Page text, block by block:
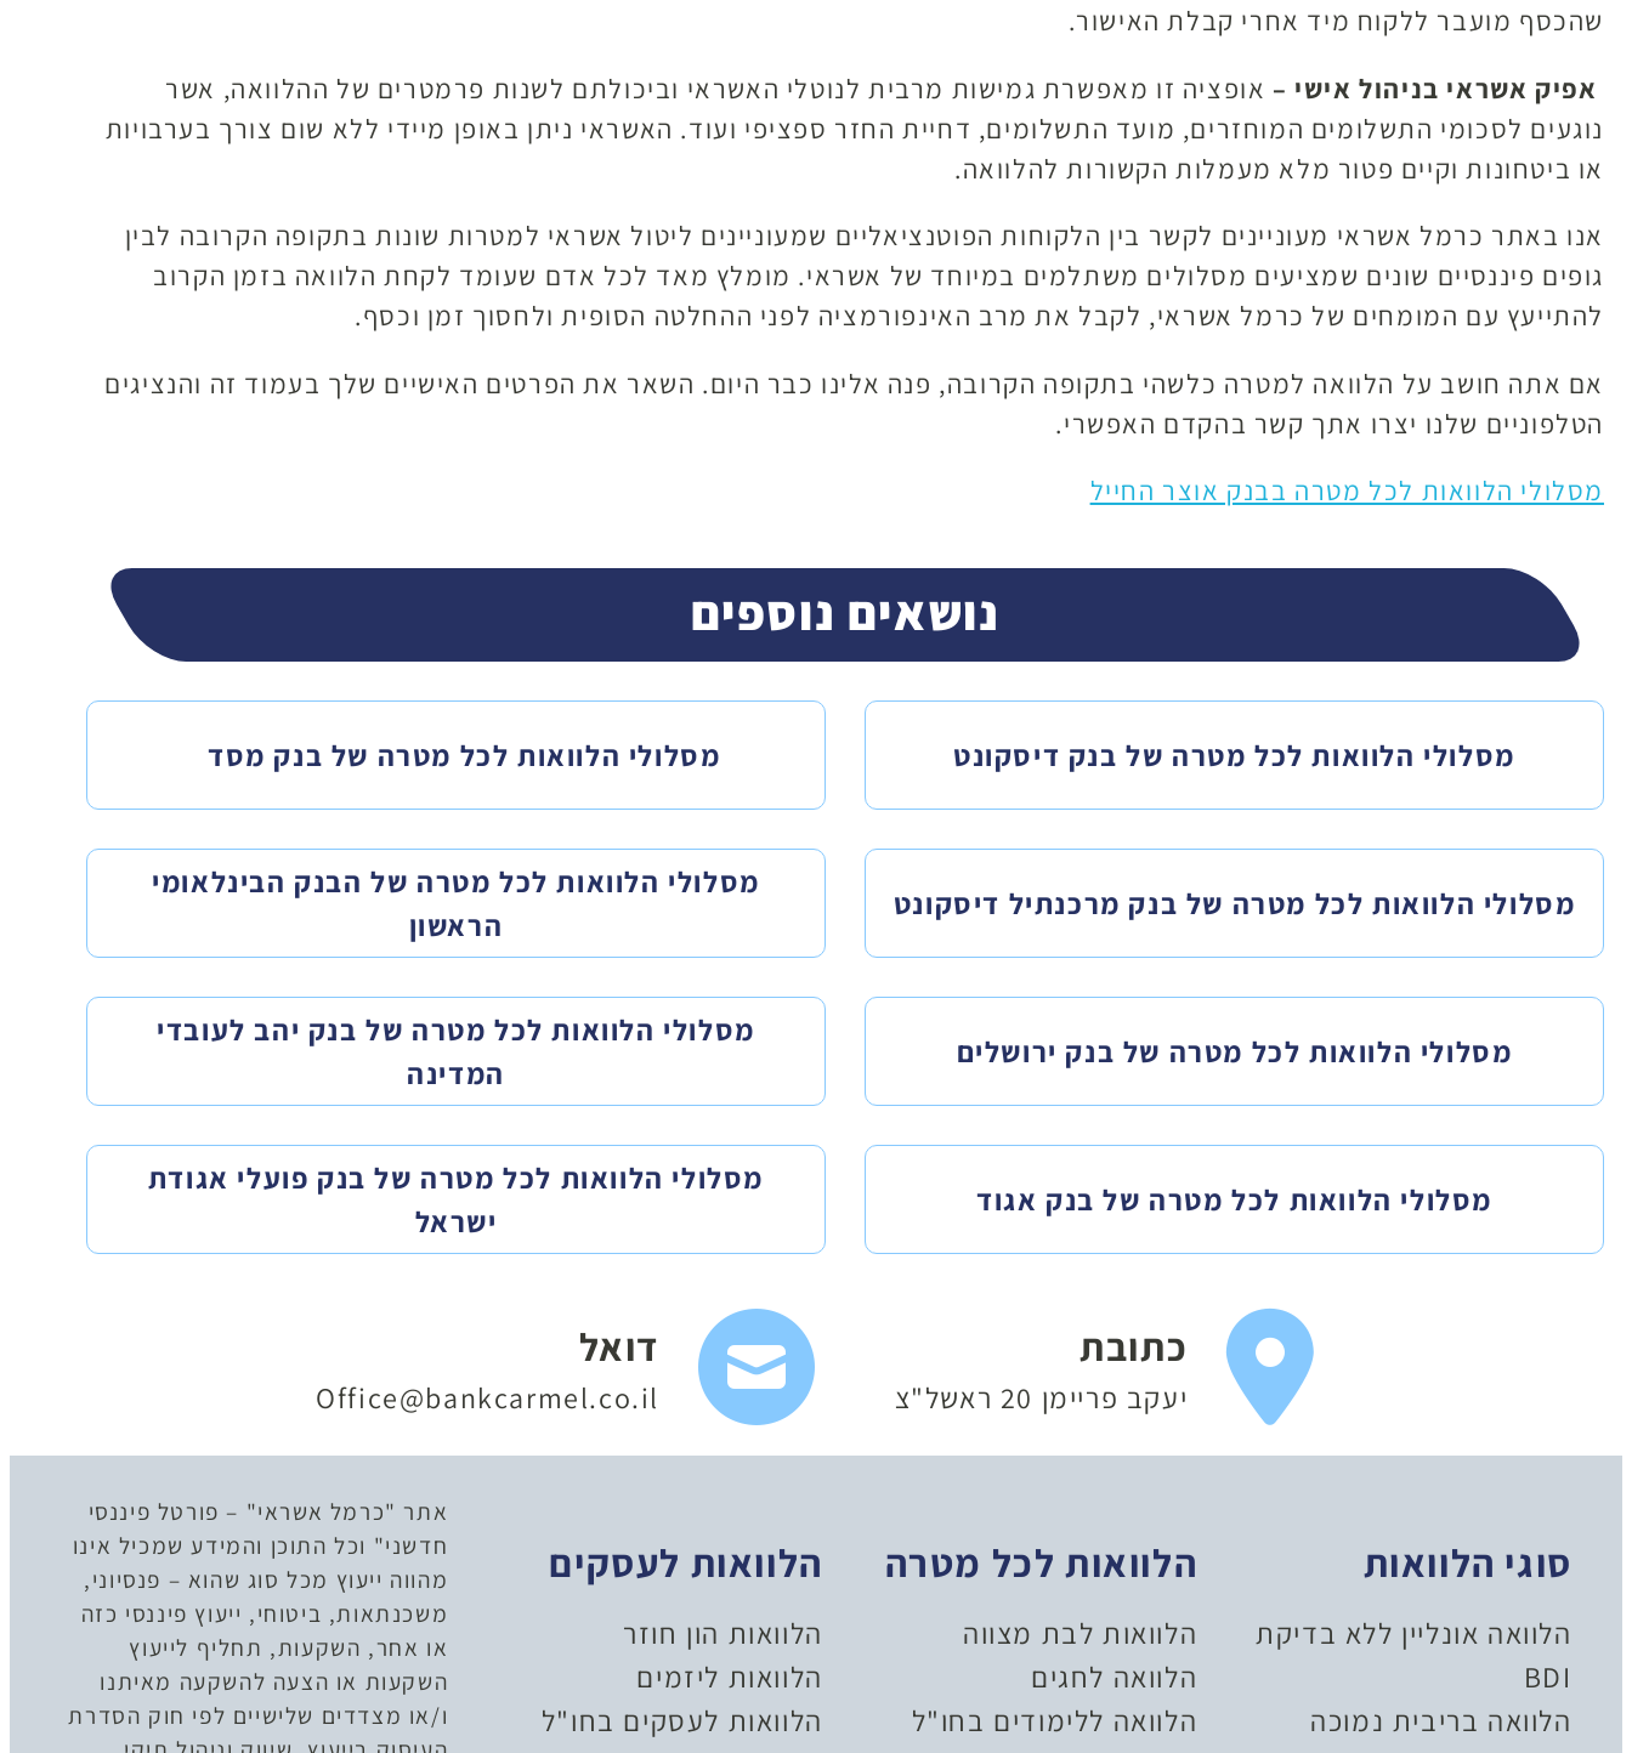
שהכסף מועבר ללקוח מיד אחרי קבלת האישור.
אפיק אשראי בניהול אישי – אופציה זו מאפשרת גמישות מרבית לנוטלי האשראי וביכולתם לשנות פרמטרים של ההלוואה, אשר
נוגעים לסכומי התשלומים המוחזרים, מועד התשלומים, דחיית החזר ספציפי ועוד. האשראי ניתן באופן מיידי ללא שום צורך בערבויות
או ביטחונות וקיים פטור מלא מעמלות הקשורות להלוואה.
אנו באתר כרמל אשראי מעוניינים לקשר בין הלקוחות הפוטנציאליים שמעוניינים ליטול אשראי למטרות שונות בתקופה הקרובה לבין
גופים פיננסיים שונים שמציעים מסלולים משתלמים במיוחד של אשראי. מומלץ מאד לכל אדם שעומד לקחת הלוואה בזמן הקרוב
להתייעץ עם המומחים של כרמל אשראי, לקבל את מרב האינפורמציה לפני ההחלטה הסופית ולחסוך זמן וכסף.
אם אתה חושב על הלוואה למטרה כלשהי בתקופה הקרובה, פנה אלינו כבר היום. השאר את הפרטים האישיים שלך בעמוד זה והנציגים
הטלפוניים שלנו יצרו אתך קשר בהקדם האפשרי.
מסלולי הלוואות לכל מטרה בבנק אוצר החייל
נושאים נוספים
מסלולי הלוואות לכל מטרה של בנק דיסקונט מסלולי הלוואות לכל מטרה של בנק מסד ​
מסלולי הלוואות לכל מטרה של בנק מרכנתיל דיסקונט
מסלולי הלוואות לכל מטרה של הבנק הבינלאומי
הראשון
מסלולי הלוואות לכל מטרה של בנק ירושלים
מסלולי הלוואות לכל מטרה של בנק יהב לעובדי
המדינה
מסלולי הלוואות לכל מטרה של בנק אגוד
מסלולי הלוואות לכל מטרה של בנק פועלי אגודת
ישראל
כתובת
יעקב פריימן 20 ראשל"צ
דואל
Office@bankcarmel.co.il
סוגי הלוואות
הלוואה אונליין ללא בדיקת
BDI
הלוואה בריבית נמוכה
הלוואות לכל מטרה
הלוואות לבת מצווה
הלוואה לחגים
הלוואה ללימודים בחו"ל
הלוואות לעסקים
הלוואות הון חוזר
הלוואות ליזמים
הלוואות לעסקים בחו"ל
אתר "כרמל אשראי" – פורטל פיננסי
חדשני" וכל התוכן והמידע שמכיל אינו
מהווה ייעוץ מכל סוג שהוא – פנסיוני,
משכנתאות, ביטוחי, ייעוץ פיננסי כזה
או אחר, השקעות, תחליף לייעוץ
השקעות או הצעה להשקעה מאיתנו
ו/או מצדדים שלישיים לפי חוק הסדרת